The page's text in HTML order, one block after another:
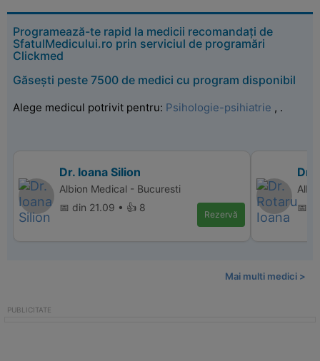
Programează-te rapid la medicii recomandați de
SfatulMedicului.ro prin serviciul de programări
Clickmed
Găsești peste 7500 de medici cu program disponibil
Alege medicul potrivit pentru: Psihologie-psihiatrie , .
Dr. Ioana Silion
Albion Medical - Bucuresti
📅 din 21.09 • 👍 8
Rezervă
Dr.
📅
Mai multi medici >